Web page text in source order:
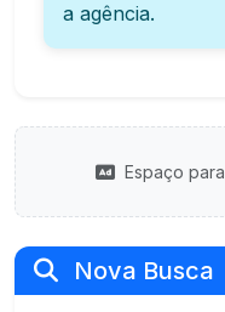
a agência.
Espaço
Nova Busca